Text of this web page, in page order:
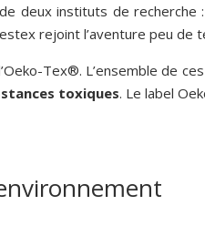
deux instituts de recherche :
rejoint l’aventure peu de
Tex®. L’ensemble de
toxiques. Le label